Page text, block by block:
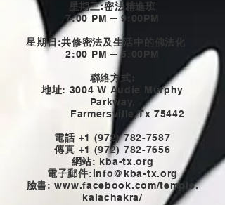
星期三:密法精進班
7:00 PM ─ 9:00PM
星期日:共修密法及生活中的佛法化
2:00 PM ─ 5:00PM
聯絡方式:
地址: 3004 W Audie Murphy
Parkway,
Farmersville,Tx 75442
電話 +1 (972) 782-7587
傳真 +1 (972) 782-7656
網站: kba-tx.org
電子郵件:info@kba-tx.org
臉書: www.facebook.com/temple.
kalachakra/